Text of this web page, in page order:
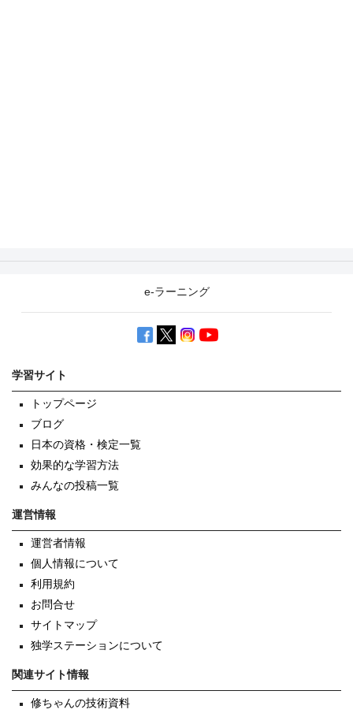
e-ラーニング
学習サイト
トップページ
ブログ
日本の資格・検定一覧
効果的な学習方法
みんなの投稿一覧
運営情報
運営者情報
個人情報について
利用規約
お問合せ
サイトマップ
独学ステーションについて
関連サイト情報
修ちゃんの技術資料